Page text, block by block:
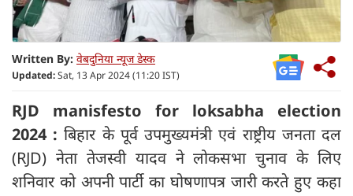
Written By: वेबदुनिया न्यूज डेस्क
Updated:Sat, 13 Apr 2024 (11:20 IST)
RJD manisfesto for loksabha election
2024 : बिहार के पूर्व उपमुख्यमंत्री एवं राष्ट्रीय जनता दल
(RJD) नेता तेजस्वी यादव ने लोकसभा चुनाव के लिए
शनिवार को अपनी पार्टी का घोषणापत्र जारी करते हुए कहा